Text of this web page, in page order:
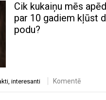
Cik kukaiņu mēs
par 10 gadiem kļūst
podu?
, interesanti Komentē